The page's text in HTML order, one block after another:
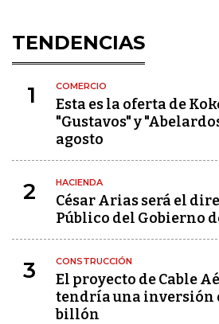
TENDENCIAS
1 COMERCIO
Esta es la oferta de
"Gustavos" y
agosto
2 HACIENDA
César Arias será el
Público del Gobierno
3 CONSTRUCCIÓN
El proyecto de Cable
tendría una inversión
billón